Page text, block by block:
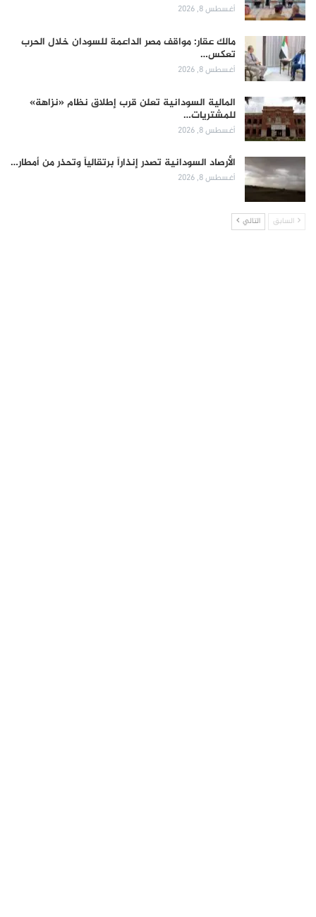
أغسطس 8, 2026
مالك عقار: مواقف مصر الداعمة للسودان خلال الحرب
تعكس…
أغسطس 8, 2026
المالية السودانية تعلن قرب إطلاق نظام «نزاهة»
للمشتريات…
أغسطس 8, 2026
الأرصاد السودانية تصدر إنذاراً برتقالياً وتحذر من أمطار…
أغسطس 8, 2026
السابق التالي